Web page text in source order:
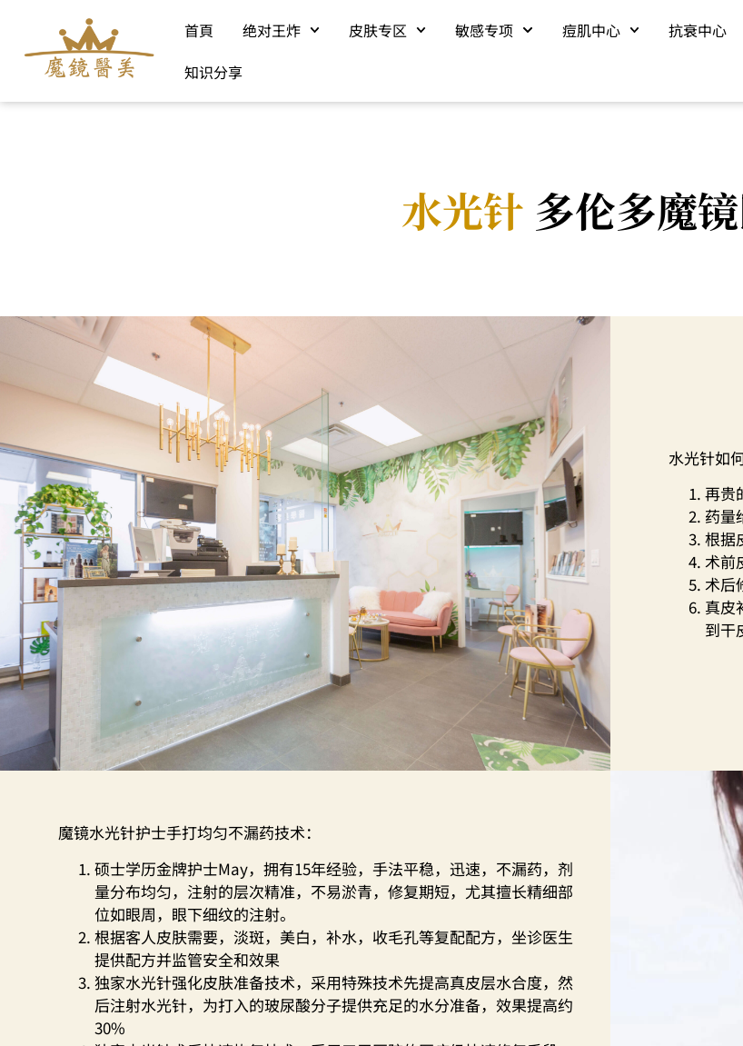
首頁 绝对王炸 皮肤专区 敏感专项 痘肌中心 抗衰中心
知识分享
水光针 多伦多魔
水光针如
再贵
药量
根据
术前
术后
真皮
到干
魔镜水光针护士手打均匀不漏药技术：
硕士学历金牌护士May，拥有15年经验，手法平稳，迅速，不漏药，剂
量分布均匀，注射的层次精准，不易淤青，修复期短，尤其擅长精细部
位如眼周，眼下细纹的注射。
根据客人皮肤需要，淡斑，美白，补水，收毛孔等复配配方，坐诊医生
提供配方并监管安全和效果
独家水光针强化皮肤准备技术，采用特殊技术先提高真皮层水合度，然
后注射水光针，为打入的玻尿酸分子提供充足的水分准备，效果提高约
30%